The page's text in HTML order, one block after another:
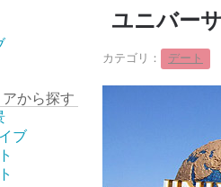
から探す
ブ
ユニバー
カテゴリ： デート